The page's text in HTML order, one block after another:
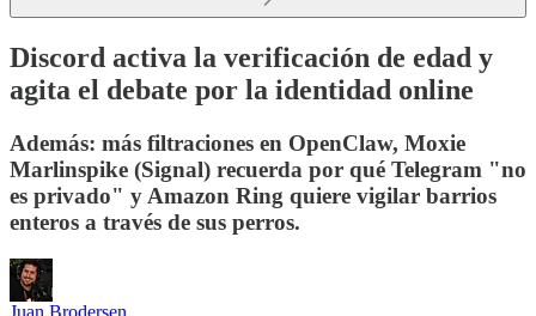
Discord activa la verificación de edad y
agita el debate por la identidad online
Además: más filtraciones en OpenClaw, Moxie
Marlinspike (Signal) recuerda por qué Telegram "no
es privado" y Amazon Ring quiere vigilar barrios
enteros a través de sus perros.
Juan Brodersen